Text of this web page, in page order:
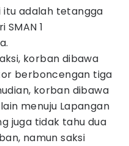
itu adalah tetangga
1
korban dibawa
berboncengan tiga
korban dibawa
menuju Lapangan
juga tidak tahu dua
namun saksi